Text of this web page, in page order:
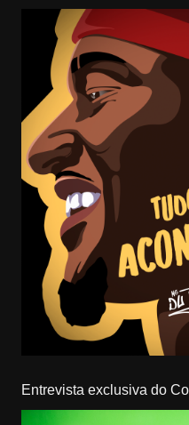
Entrevista exclusiva do